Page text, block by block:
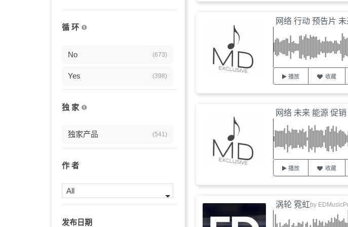
派对
俱乐部 (201)
紧张 (201)
酷炫 (177)
影视
未来感 (141)
动感
循 环
No (673)
Yes (398)
独 家
独家产品 (541)
作 者
All
发布日期
网络 行动 预告片 未
播放 收藏
网络 未来 能源 促销
播放 收藏
涡轮 霓虹by